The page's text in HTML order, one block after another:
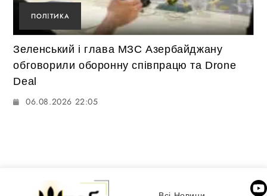
ПОЛІТИКА
Зеленський і глава МЗС Азербайджану
обговорили оборонну співпрацю та Drone
Deal
06.08.2026 22:05